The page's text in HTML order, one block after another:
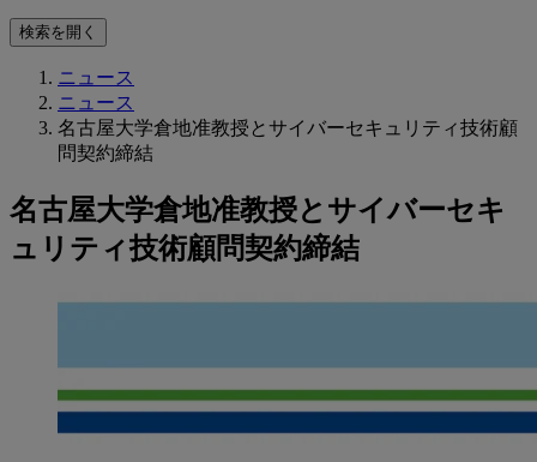
検索を開く
ニュース
ニュース
名古屋大学倉地准教授とサイバーセキュリティ技術顧
問契約締結
名古屋大学倉地准教授とサイバーセキ
ュリティ技術顧問契約締結